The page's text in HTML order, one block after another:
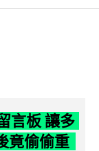
言板 讓多
竟偷偷重